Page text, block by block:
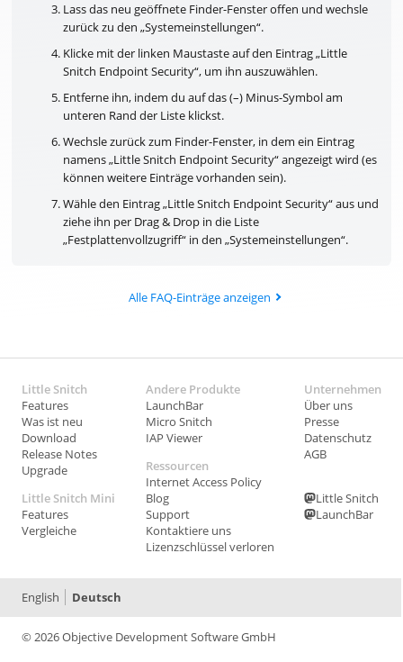
Lass das neu geöffnete Finder-Fenster offen und wechsle
zurück zu den „Systemeinstellungen“.
Klicke mit der linken Maustaste auf den Eintrag „Little
Snitch Endpoint Security“, um ihn auszuwählen.
Entferne ihn, indem du auf das (–) Minus-Symbol am
unteren Rand der Liste klickst.
Wechsle zurück zum Finder-Fenster, in dem ein Eintrag
namens „Little Snitch Endpoint Security“ angezeigt wird (es
können weitere Einträge vorhanden sein).
Wähle den Eintrag „Little Snitch Endpoint Security“ aus und
ziehe ihn per Drag & Drop in die Liste
„Festplattenvollzugriff“ in den „Systemeinstellungen“.
Alle FAQ-Einträge anzeigen
Little Snitch
Features
Was ist neu
Download
Release Notes
Upgrade
Little Snitch Mini
Features
Vergleiche
Andere Produkte
LaunchBar
Micro Snitch
IAP Viewer
Ressourcen
Internet Access Policy
Blog
Support
Kontaktiere uns
Lizenzschlüssel verloren
Unternehmen
Über uns
Presse
Datenschutz
AGB
Little Snitch
LaunchBar
© 2026 Objective Development Software GmbH
English Deutsch